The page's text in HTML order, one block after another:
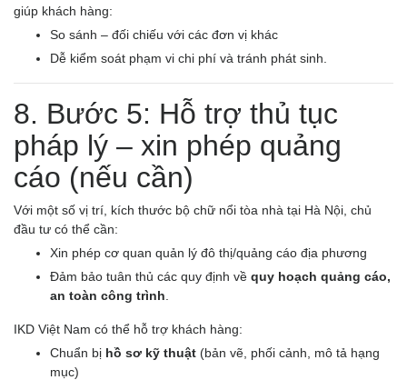
giúp khách hàng:
So sánh – đối chiếu với các đơn vị khác
Dễ kiểm soát phạm vi chi phí và tránh phát sinh.
8. Bước 5: Hỗ trợ thủ tục
pháp lý – xin phép quảng
cáo (nếu cần)
Với một số vị trí, kích thước bộ chữ nổi tòa nhà tại Hà Nội, chủ
đầu tư có thể cần:
Xin phép cơ quan quản lý đô thị/quảng cáo địa phương
Đảm bảo tuân thủ các quy định về quy hoạch quảng cáo,
an toàn công trình
IKD Việt Nam có thể hỗ trợ khách hàng:
Chuẩn bị hồ sơ kỹ thuật (bản vẽ, phối cảnh, mô tả hạng
mục)